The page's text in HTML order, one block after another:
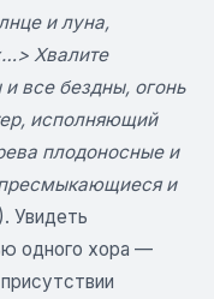
и луна,
Хвалите
все бездны, огонь
исполняющий
плодоносные и
пресмыкающиеся и
Увидеть
одного хора —